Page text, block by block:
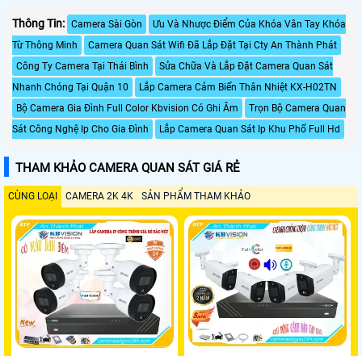
Thông Tin: Camera Sài Gòn
Ưu Và Nhược Điểm Của Khóa Vân Tay Khóa
Từ Thông Minh
Camera Quan Sát Wifi Đã Lắp Đặt Tại Cty An Thành Phát
Công Ty Camera Tại Thái Bình
Sửa Chữa Và Lắp Đặt Camera Quan Sát
Nhanh Chóng Tại Quận 10
Lắp Camera Cảm Biến Thân Nhiệt KX-H02TN
Bộ Camera Gia Đình Full Color Kbvision Có Ghi Âm
Trọn Bộ Camera Quan
Sát Công Nghệ Ip Cho Gia Đình
Lắp Camera Quan Sát Ip Khu Phố Full Hd
THAM KHẢO CAMERA QUAN SÁT GIÁ RẺ
CÙNG LOẠI CAMERA 2K 4K SẢN PHẨM THAM KHẢO